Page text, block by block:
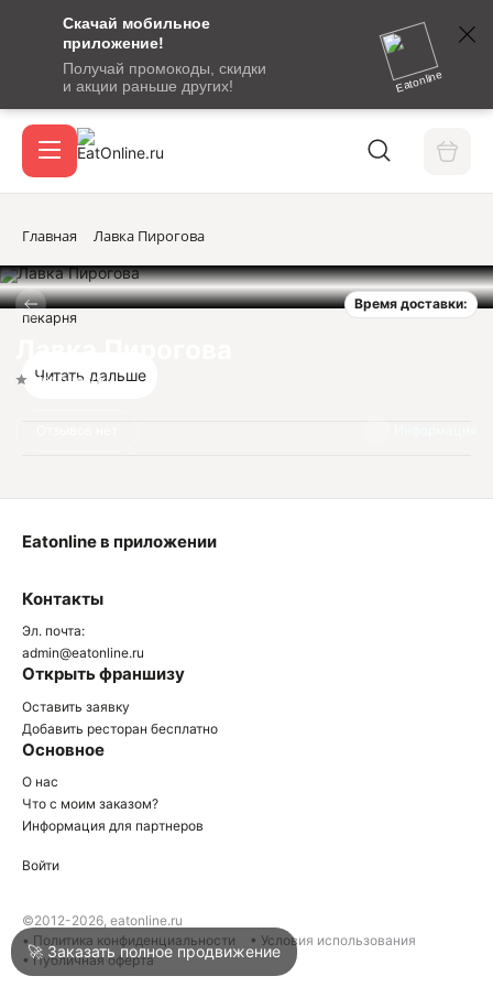
Скачай мобильное
приложение!
Получай промокоды, скидки
и акции раньше других!
Eatonline
сообщение
кодом
подтверждения
Вход / регистрация
Акции
Войти
Написать в техподдержку
Главная Лавка Пирогова
Время доставки:
Нет оценок
пекарня
Читать дальше
Контакты
Эл. почта:
admin@eatonline.ru
Открыть франшизу
Оставить заявку
Добавить ресторан бесплатно
Основное
О нас
Что с моим заказом?
Информация для партнеров
Eatonline в приложении
Войти
©2012-2026, eatonline.ru
• Политика конфиденциальности
• Условия использования
• Публичная оферта
🚀 Заказать полное продвижение